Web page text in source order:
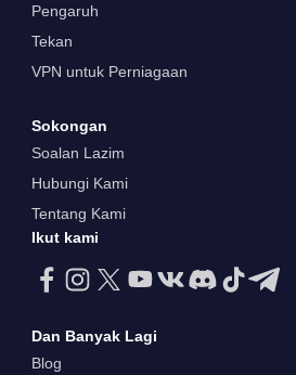
Pengaruh
Tekan
VPN untuk Perniagaan
Sokongan
Soalan Lazim
Hubungi Kami
Tentang Kami
Ikut kami
Dan Banyak Lagi
Blog